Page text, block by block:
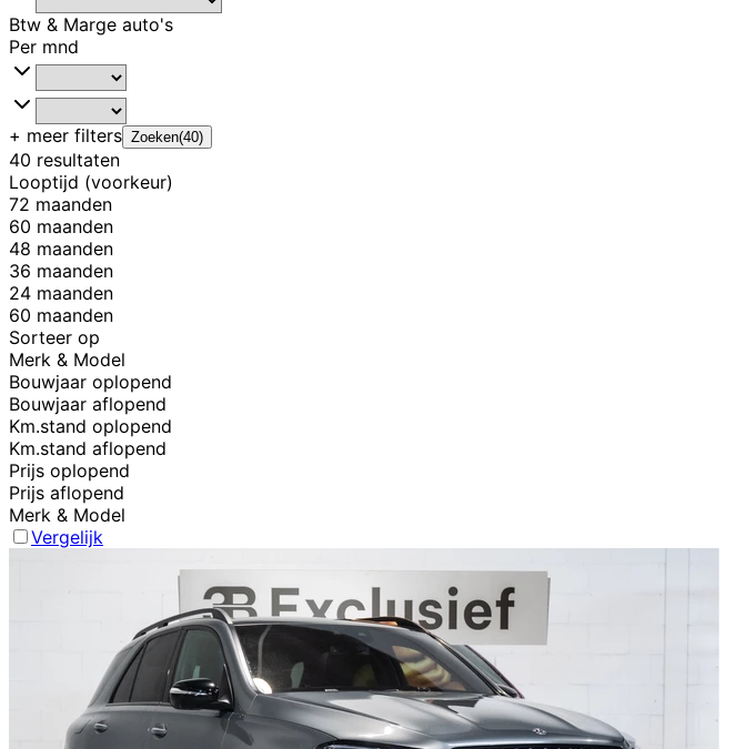
Btw & Marge auto's
Per mnd
+ meer filters Zoeken(40)
40 resultaten
Looptijd (voorkeur)
72 maanden
60 maanden
48 maanden
36 maanden
24 maanden
60 maanden
Sorteer op
Merk & Model
Bouwjaar oplopend
Bouwjaar aflopend
Km.stand oplopend
Km.stand aflopend
Prijs oplopend
Prijs aflopend
Merk & Model
Vergelijk